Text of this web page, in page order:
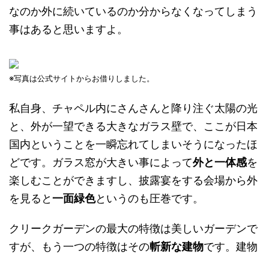
なのか外に続いているのか分からなくなってしまう
事はあると思いますよ。
※写真は公式サイトからお借りしました。
私自身、チャペル内にさんさんと降り注ぐ太陽の光
と、外が一望できる大きなガラス壁で、ここが日本
国内ということを一瞬忘れてしまいそうになったほ
どです。ガラス窓が大きい事によって外と一体感を
楽しむことができますし、披露宴をする会場から外
を見ると一面緑色というのも圧巻です。
クリークガーデンの最大の特徴は美しいガーデンで
すが、もう一つの特徴はその斬新な建物です。建物